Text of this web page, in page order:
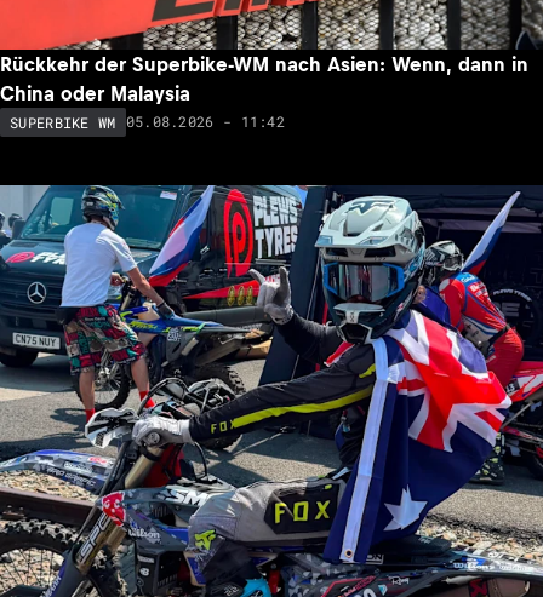
Rückkehr der Superbike-WM nach Asien: Wenn, dann in
China oder Malaysia
SUPERBIKE WM 05.08.2026 - 11:42